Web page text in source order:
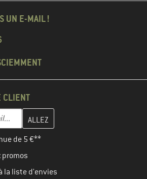
UN E-MAIL !
CLIENT
mail ici et créez votre compte client à la
de 5 €**
promos
la liste d'envies